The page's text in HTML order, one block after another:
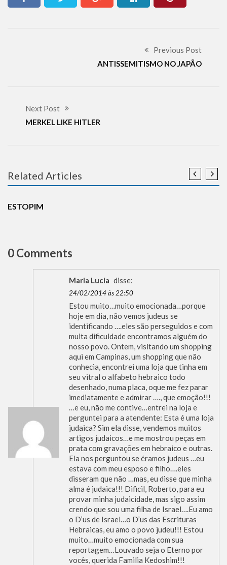
Previous Post
ANTISSEMITISMO NO JAPÃO
Next Post
MERKEL LIKE HITLER
Related Articles
ESTOPIM
0 Comments
Maria Lucia disse:
24/02/2014 às 22:50
Estou muito…muito emocionada…porque
hoje em dia, não vemos judeus se
identificando ….eles são perseguidos e com
muita dificuldade encontramos alguém do
nosso povo. Ontem, visitando um shopping
aqui em Campinas, um shopping que não
conhecia, encontrei uma loja que tinha em
seu vitral o alfabeto hebraico todo
desenhado, numa placa, oque me fez parar
imediatamente e admirar …., que emoção!!!
…e eu, não me contive…entrei na loja e
perguntei para a atendente: Esta é uma loja
judaica? Sim ela disse, vendemos muitos
artigos judaicos…e me mostrou peças em
prata com gravações em hebraico e outras.
Ela nos perguntou se éramos judeus …eu
estava com meu esposo e filho….eles
disseram que não …mas, eu disse que minha
alma é judaica!!! Dificil, Roberto, para eu
provar minha judaicidade, mas sigo assim
crendo que sou uma filha de Israel….Eu amo
o D’us de Israel…o D’us das Escrituras
Hebraicas, eu amo o povo judeu!!! Estou
muito…muito emocionada com sua
reportagem…Louvado seja o Eterno por
vocês, querida Familia Kedoshim!!!